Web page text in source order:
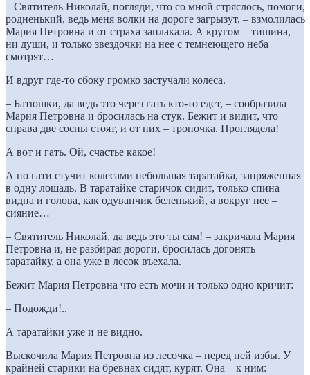
– Святитель Николай, погляди, что со мной стряслось, помоги,
родненький, ведь меня волки на дороге загрызут, – взмолилась
Мария Петровна и от страха заплакала. А кругом – тишина,
ни души, и только звездочки на нее с темнеющего неба
смотрят…
И вдруг где-то сбоку громко застучали колеса.
– Батюшки, да ведь это через гать кто-то едет, – сообразила
Мария Петровна и бросилась на стук. Бежит и видит, что
справа две сосны стоят, и от них – тропочка. Проглядела!
А вот и гать. Ой, счастье какое!
А по гати стучит колесами небольшая таратайка, запряженная
в одну лошадь. В таратайке старичок сидит, только спина
видна и голова, как одуванчик беленький, а вокруг нее –
сияние…
– Святитель Николай, да ведь это ты сам! – закричала Мария
Петровна и, не разбирая дороги, бросилась догонять
таратайку, а она уже в лесок въехала.
Бежит Мария Петровна что есть мочи и только одно кричит:
– Подожди!..
А таратайки уже и не видно.
Выскочила Мария Петровна из лесочка – перед ней избы. У
крайней старики на бревнах сидят, курят. Она – к ним: